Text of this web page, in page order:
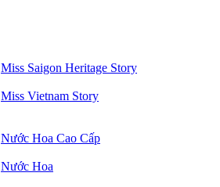
Miss Saigon Heritage Story
Miss Vietnam Story
Nước Hoa Cao Cấp
Nước Hoa